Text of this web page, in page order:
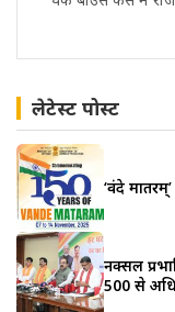
लेटेस्ट पोस्ट
‘वंदे
नक्सल
500 से